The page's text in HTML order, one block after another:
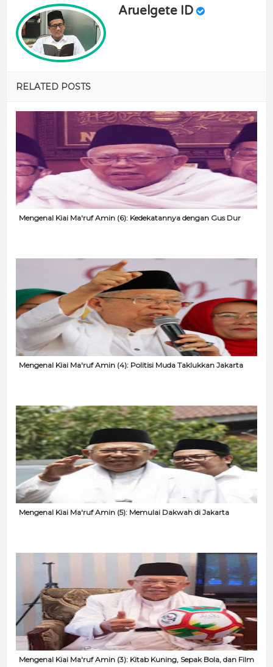
Aruelgete ID
RELATED POSTS
Mengenal Kiai Ma'ruf Amin (6): Kedekatannya dengan Gus Dur
Mengenal Kiai Ma'ruf Amin (4): Politisi Muda Taklukkan Jakarta
Mengenal Kiai Ma'ruf Amin (5): Memulai Dakwah di Jakarta
Mengenal Kiai Ma'ruf Amin (3): Kitab Kuning, Sepak Bola, dan Film